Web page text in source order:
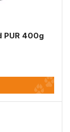
PUR 400g